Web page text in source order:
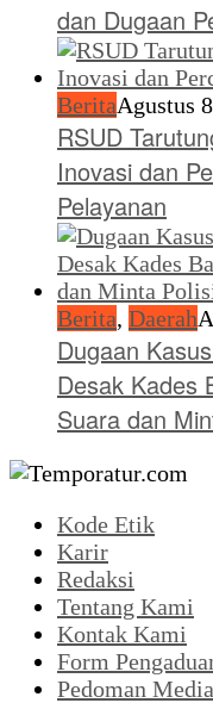
dan Dugaan
BeritaAgustus
RSUD
Inovasi dan
Pelayanan
Berita, Daerah
Dugaan
Desak Kades
Suara dan
Kode Etik
Karir
Redaksi
Tentang Kami
Kontak Kami
Form
Pedoman